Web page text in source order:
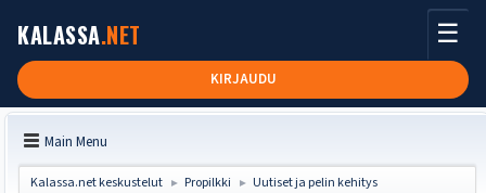
KALASSA.NET
KIRJAUDU
☰
Main Menu
Kalassa.net keskustelut ► Propilkki ► Uutiset ja pelin kehitys